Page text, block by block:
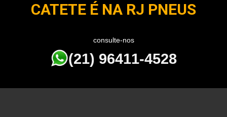
CATETE É NA RJ PNEUS
consulte-nos
(21) 96411-4528